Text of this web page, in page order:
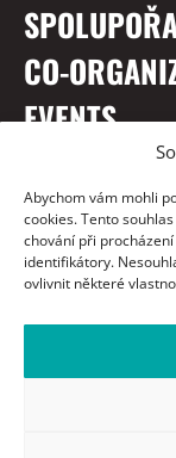
Abychom vám mohli
cookies. Tento
chování při
identifikátory.
ovlivnit některé
CO-
EVENTS
S